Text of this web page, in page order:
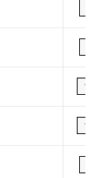
15
15